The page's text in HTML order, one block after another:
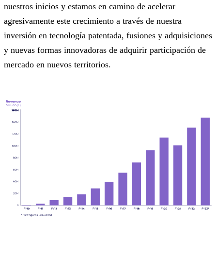
nuestros inicios y estamos en camino de acelerar
agresivamente este crecimiento a través de nuestra
inversión en tecnología patentada, fusiones y adquisiciones
y nuevas formas innovadoras de adquirir participación de
mercado en nuevos territorios.